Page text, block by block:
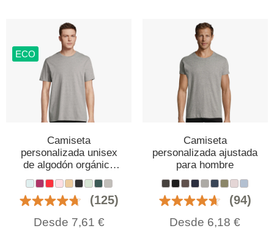
ECO
Camiseta
personalizada unisex
de algodón orgánico
peinado
(125)
Desde 7,61 €
Camiseta
personalizada ajustada
para hombre
(94)
Desde 6,18 €